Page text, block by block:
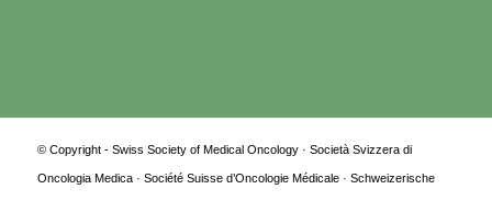
© Copyright - Swiss Society of Medical Oncology · Società Svizzera di
Oncologia Medica · Société Suisse d’Oncologie Médicale · Schweizerische